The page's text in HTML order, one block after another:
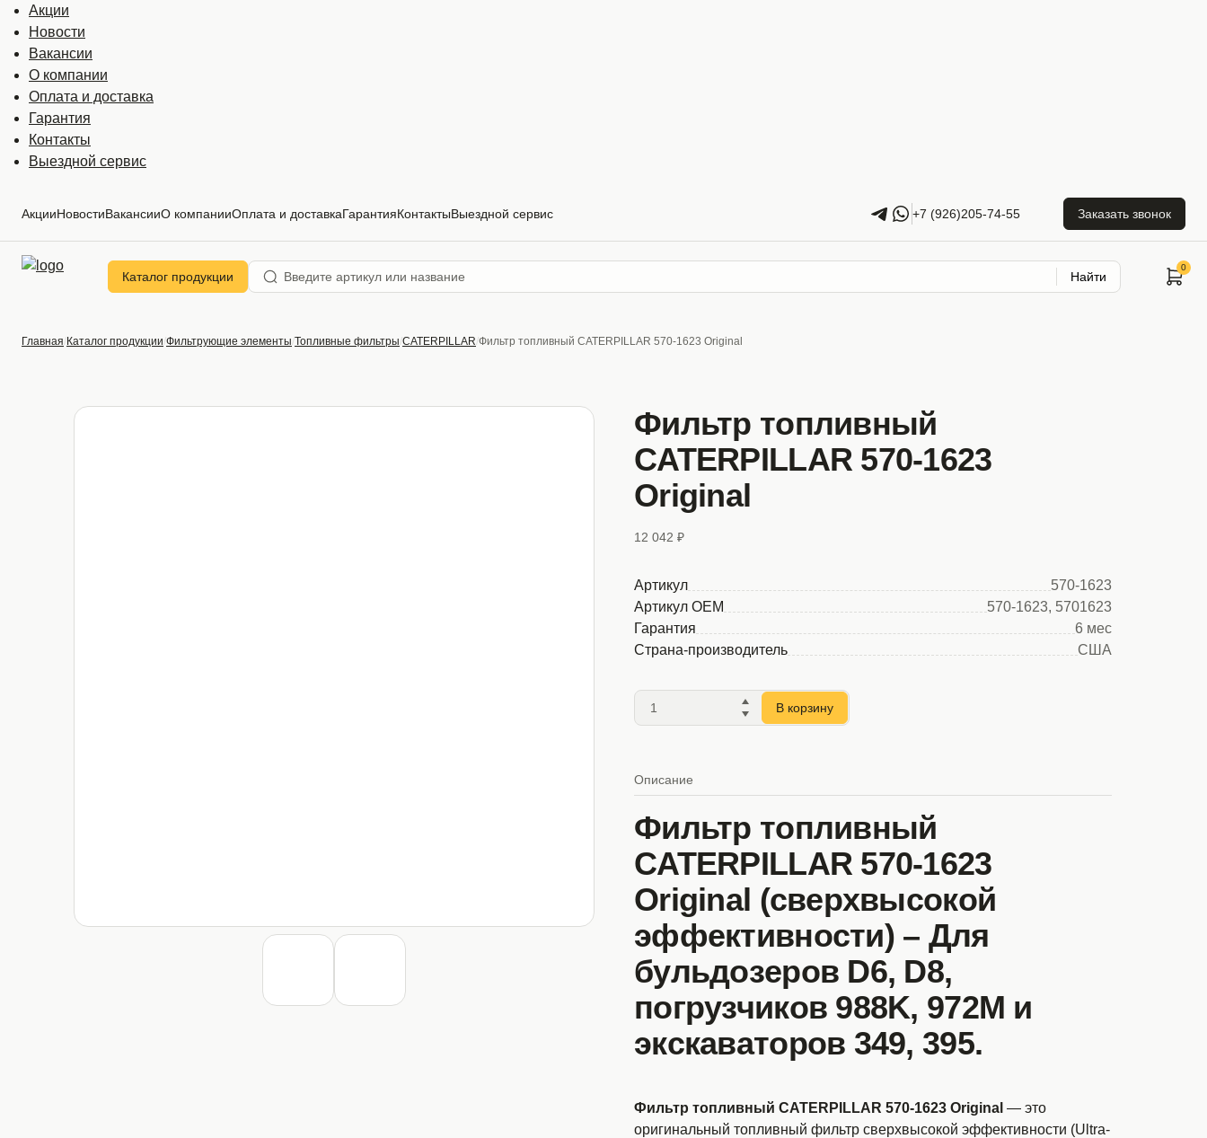
Акции
Новости
Вакансии
О компании
Оплата и доставка
Гарантия
Контакты
Выездной сервис
АкцииНовостиВакансииО компанииОплата и доставкаГарантияКонтактыВыездной сервис +7 (926)205-74-55 Заказать звонок
Каталог продукции Найти
Главная Каталог продукции Фильтрующие элементы Топливные фильтры CATERPILLAR Фильтр топливный CATERPILLAR 570-1623 Original
Фильтр топливный
CATERPILLAR 570-1623
Original
12 042 ₽
Артикул
570-1623
Артикул OEM
570-1623, 5701623
Гарантия
6 мес
Страна-производитель
США
В корзину
Описание
Фильтр топливный
CATERPILLAR 570-1623
Original (сверхвысокой
эффективности) – Для
бульдозеров D6, D8,
погрузчиков 988K, 972M и
экскаваторов 349, 395.
Фильтр топливный CATERPILLAR 570-1623 Original — это
оригинальный топливный фильтр сверхвысокой эффективности (Ultra-